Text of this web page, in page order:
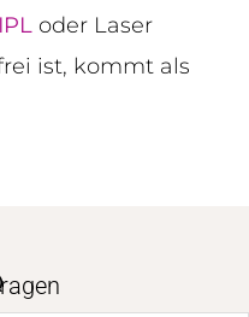
IPL oder Laser
ist, kommt als